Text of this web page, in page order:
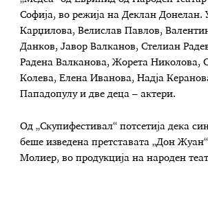
Софија, во режија на Деклан Донелан.
Карџилова, Велислав Павлов,
Данков, Јавор Валканов, Стелиан
Радена Валканова, Жорета Николова,
Колева, Елена Иванова, Надја
Пападопулу и две деца – актери.
Од „Скупифестивал“ потсетија дека
беше изведена претставата „Дон
Молиер, во продукција на народен